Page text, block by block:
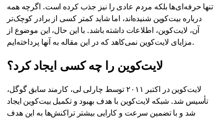
تنها حرفه‌ای‌ها بلکه مردم عادی را نیز جذب کرده است. اگرچه همه
درباره بیت‌کوین شنیده‌اند، اما شاید کمتر کسی از برادر کوچک‌تر
آن، لایت‌کوین، اطلاعات داشته باشد. با این حال، این موضوع از
مزایای لایت‌کوین نمی‌کاهد که در این مقاله به آنها پرداخته‌ایم.
لایت‌کوین را چه کسی ایجاد کرد؟
لایت‌کوین در اکتبر ۲۰۱۱ توسط چارلی لی، کارمند سابق گوگل،
تأسیس شد. شبکه لایت‌کوین با هدف بهبود و تکمیل بیت‌کوین ایجاد
شد و با تضمین سرعت و کارایی بیشتر تراکنش‌ها به این هدف